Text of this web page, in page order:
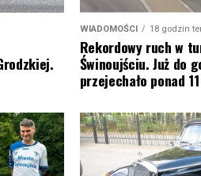
WIADOMOŚCI 18 godzin
Rekordowy ruch w
Świnoujściu. Już do
przejechało ponad